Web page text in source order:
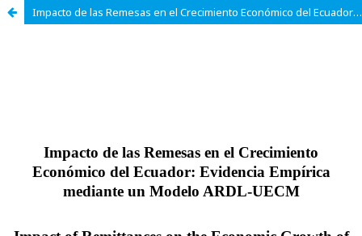
Impacto de las Remesas en el Crecimiento Económico del Ecuador: Evidencia Empírica mediante un Modelo ARDL-UECM